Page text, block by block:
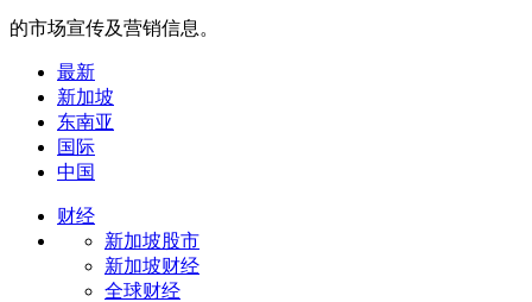
的市场宣传及营销信息。
最新
新加坡
东南亚
国际
中国
财经
新加坡股市
新加坡财经
全球财经